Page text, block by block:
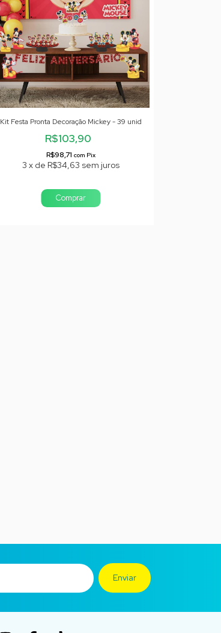
Kit Festa Pronta Decoração Mickey - 39 unid
R$103,90
R$98,71 com Pix
3 x de R$34,63 sem juros